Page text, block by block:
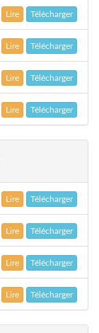
Lire Télécharger
Lire Télécharger
Lire Télécharger
Lire Télécharger
Lire Télécharger
Lire Télécharger
Lire Télécharger
Lire Télécharger